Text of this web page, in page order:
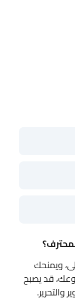
ويمنحك
قد يصبح